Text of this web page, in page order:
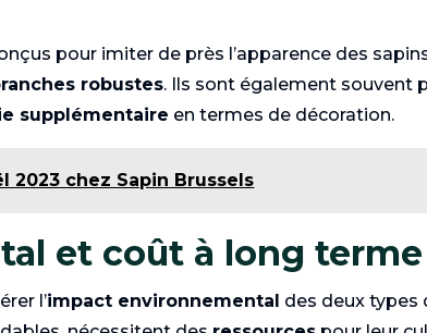
pour imiter de près l’apparence des
robustes. Ils sont également souvent
supplémentaire en termes de décoration.
2023 chez Sapin Brussels
et coût à long terme
l’impact environnemental des deux types